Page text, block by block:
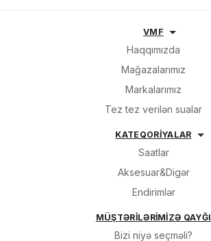
VMF
Haqqımızda
Mağazalarımız
Markalarımız
Tez tez verilən sualar
KATEQORİYALAR
Saatlar
Aksesuar&Digər
Endirimlər
MÜŞTƏRİLƏRİMİZƏ QAYĞI
Bizi niyə seçməli?